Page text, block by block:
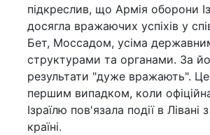
підкреслив, що Армія оборони
досягла вражаючих успіхів у
Бет, Моссадом, усіма
структурами та органами. За
результати "дуже вражають".
першим випадком, коли
Ізраїлю пов'язала події в Лівані
країні.